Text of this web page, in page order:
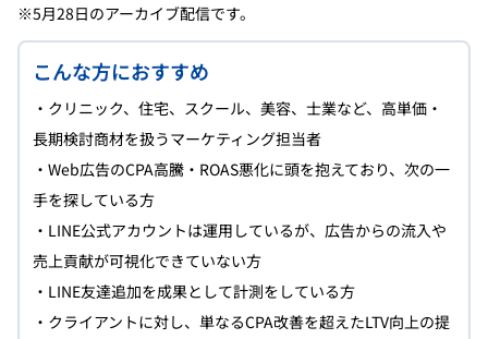
※5月28日のアーカイブ配信です。
こんな方におすすめ
・クリニック、住宅、スクール、美容、士業など、高単価・
長期検討商材を扱うマーケティング担当者
・Web広告のCPA高騰・ROAS悪化に頭を抱えており、次の一
手を探している方
・LINE公式アカウントは運用しているが、広告からの流入や
売上貢献が可視化できていない方
・LINE友達追加を成果として計測をしている方
・クライアントに対し、単なるCPA改善を超えたLTV向上の提